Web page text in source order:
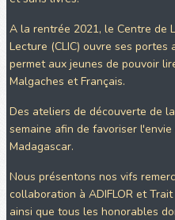
A la rentrée 2021, le Centre de
Lecture (CLIC) ouvre ses
permet aux jeunes de pouvoir
Malgaches et Français.
Des ateliers de découverte de
semaine afin de favoriser
Madagascar.
Nous présentons nos vifs
collaboration à ADIFLOR et
ainsi que tous les honorables